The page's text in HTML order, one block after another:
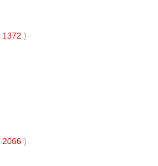
1372 )
2066 )